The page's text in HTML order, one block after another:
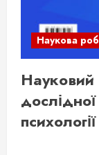
Наукова
дослідної